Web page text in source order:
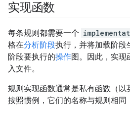
实现函数
每条规则都需要一个
格在分析阶段执行，并将加载阶段
阶段要执行的操作图。因此，实现
入文件。
规则实现函数通常是私有函数（以
按照惯例，它们的名称与规则相同